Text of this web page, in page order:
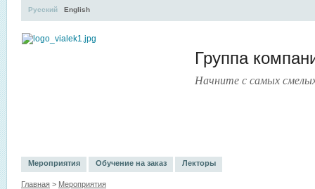
Группа
Начните с самых
Русский English
Мероприятия Обучение на заказ Лекторы
Главная > Мероприятия